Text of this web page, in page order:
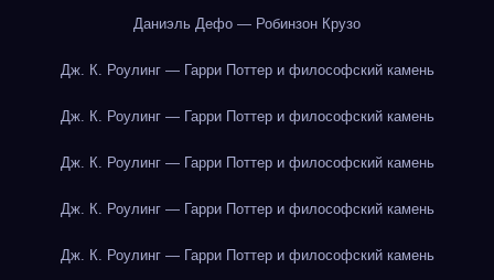
Даниэль Дефо — Робинзон Крузо
Дж. К. Роулинг — Гарри Поттер и философский камень
Дж. К. Роулинг — Гарри Поттер и философский камень
Дж. К. Роулинг — Гарри Поттер и философский камень
Дж. К. Роулинг — Гарри Поттер и философский камень
Дж. К. Роулинг — Гарри Поттер и философский камень